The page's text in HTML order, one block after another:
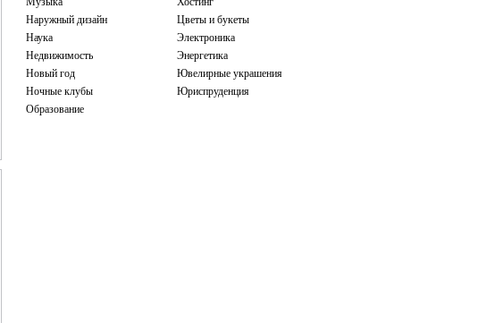
Наружный дизайн
Наука
Недвижимость
Новый год
Ночные клубы
Образование
Цветы и букеты
Электроника
Энергетика
Ювелирные украшения
Юриспруденция